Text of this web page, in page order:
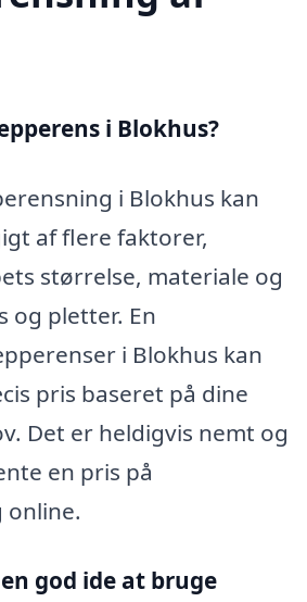
i Blokhus?
i Blokhus kan
af flere faktorer,
størrelse, materiale og
og pletter. En
i Blokhus kan
pris baseret på dine
Det er heldigvis nemt og
en pris på
god ide at bruge